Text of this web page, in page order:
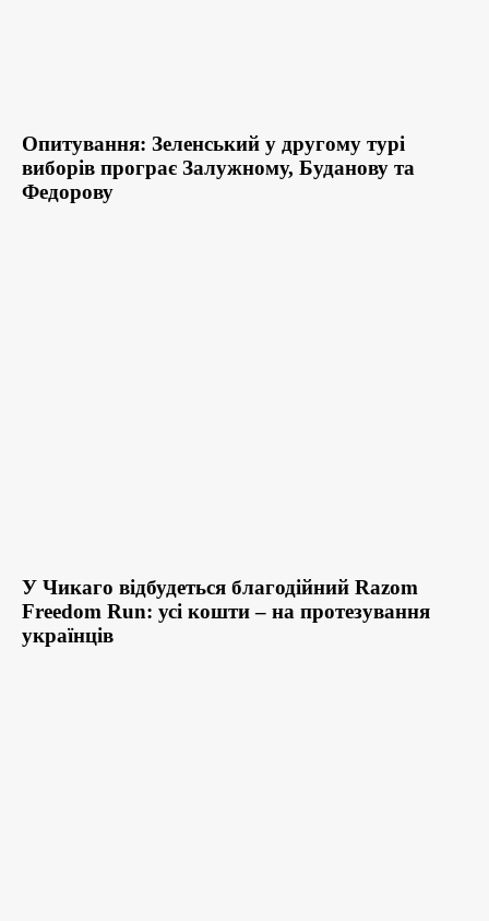
Опитування: Зеленський у другому турі
виборів програє Залужному, Буданову та
Федорову
У Чикаго відбудеться благодійний Razom
Freedom Run: усі кошти – на протезування
українців